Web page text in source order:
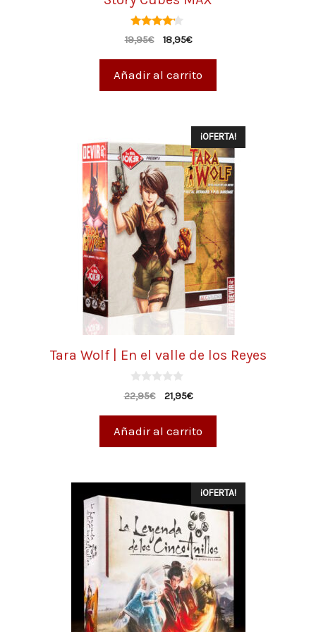
4.00
de 5
19,95€ 18,95€
Añadir al carrito
¡OFERTA!
Tara Wolf | En el valle de los Reyes
0
d
22,95€ 21,95€
Añadir al carrito
¡OFERTA!